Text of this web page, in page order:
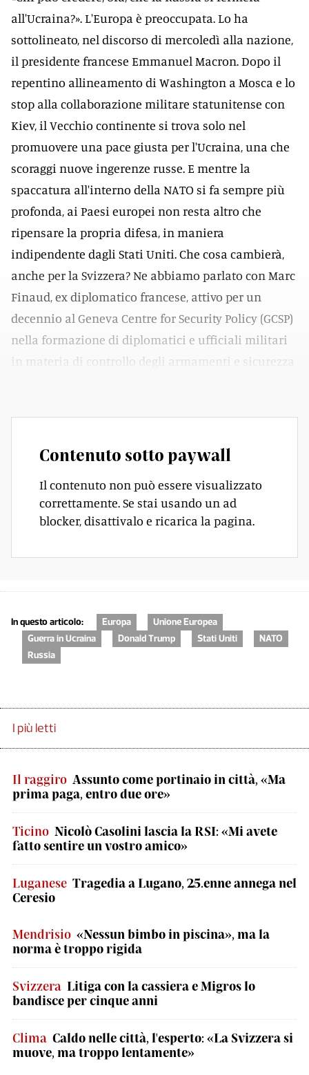
all'Ucraina?». L'Europa è preoccupata. Lo ha
sottolineato, nel discorso di mercoledì alla nazione,
il presidente francese Emmanuel Macron. Dopo il
repentino allineamento di Washington a Mosca e lo
stop alla collaborazione militare statunitense con
Kiev, il Vecchio continente si trova solo nel
promuovere una pace giusta per l'Ucraina, una che
scoraggi nuove ingerenze russe. E mentre la
spaccatura all'interno della NATO si fa sempre più
profonda, ai Paesi europei non resta altro che
ripensare la propria difesa, in maniera
indipendente dagli Stati Uniti. Che cosa cambierà,
anche per la Svizzera? Ne abbiamo parlato con Marc
Finaud, ex diplomatico francese, attivo per un
decennio al Geneva Centre for Security Policy (GCSP)
nella formazione di diplomatici e ufficiali militari
in materia di controllo degli armamenti e sicurezza
Contenuto sotto paywall
Il contenuto non può essere visualizzato
correttamente. Se stai usando un ad
blocker, disattivalo e ricarica la pagina.
In questo articolo: Europa
Unione Europea
Guerra in Ucraina
Donald Trump Stati Uniti
NATO
Russia
I più letti
Il raggiro Assunto come portinaio in città, «Ma
prima paga, entro due ore»
Ticino Nicolò Casolini lascia la RSI: «Mi avete
fatto sentire un vostro amico»
Luganese Tragedia a Lugano, 25.enne annega nel
Ceresio
Mendrisio «Nessun bimbo in piscina», ma la
norma è troppo rigida
Svizzera Litiga con la cassiera e Migros lo
bandisce per cinque anni
Clima Caldo nelle città, l'esperto: «La Svizzera si
muove, ma troppo lentamente»